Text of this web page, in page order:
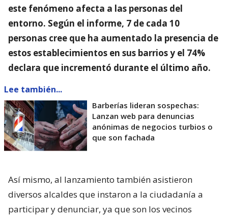
este fenómeno afecta a las personas del
entorno. Según el informe, 7 de cada 10
personas cree que ha aumentado la presencia de
estos establecimientos en sus barrios y el 74%
declara que incrementó durante el último año.
Lee también...
Barberías lideran sospechas:
Lanzan web para denuncias
anónimas de negocios turbios o
que son fachada
Así mismo, al lanzamiento también asistieron
diversos alcaldes que instaron a la ciudadanía a
participar y denunciar, ya que son los vecinos